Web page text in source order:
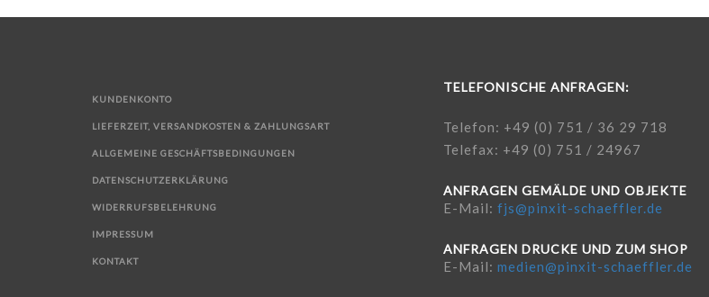
KUNDENKONTO
LIEFERZEIT, VERSANDKOSTEN & ZAHLUNGSART
ALLGEMEINE GESCHÄFTSBEDINGUNGEN
DATENSCHUTZERKLÄRUNG
WIDERRUFSBELEHRUNG
IMPRESSUM
KONTAKT
TELEFONISCHE ANFRAGEN:
Telefon: +49 (0) 751 / 36 29 718
Telefax: +49 (0) 751 / 24967
ANFRAGEN GEMÄLDE UND OBJEKTE
E-Mail: fjs@pinxit-schaeffler.de
ANFRAGEN DRUCKE UND ZUM SHOP
E-Mail: medien@pinxit-schaeffler.de